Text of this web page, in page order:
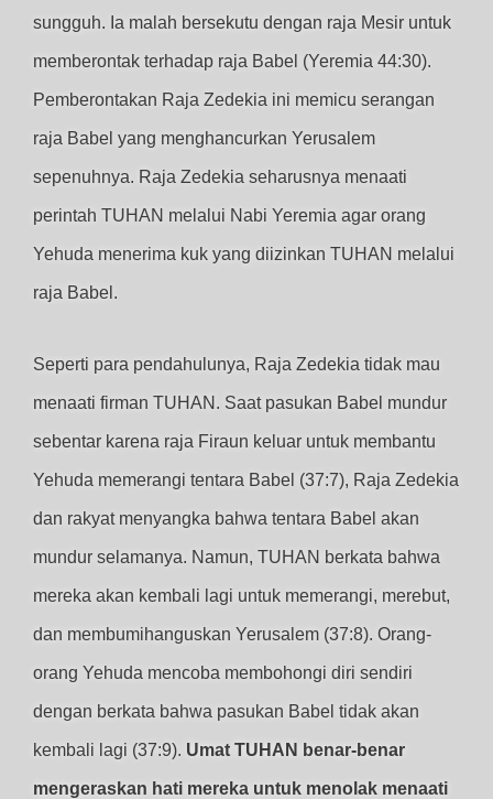
sungguh. Ia malah bersekutu dengan raja Mesir untuk
memberontak terhadap raja Babel (Yeremia 44:30).
Pemberontakan Raja Zedekia ini memicu serangan
raja Babel yang menghancurkan Yerusalem
sepenuhnya. Raja Zedekia seharusnya menaati
perintah TUHAN melalui Nabi Yeremia agar orang
Yehuda menerima kuk yang diizinkan TUHAN melalui
raja Babel.
Seperti para pendahulunya, Raja Zedekia tidak mau
menaati firman TUHAN. Saat pasukan Babel mundur
sebentar karena raja Firaun keluar untuk membantu
Yehuda memerangi tentara Babel (37:7), Raja Zedekia
dan rakyat menyangka bahwa tentara Babel akan
mundur selamanya. Namun, TUHAN berkata bahwa
mereka akan kembali lagi untuk memerangi, merebut,
dan membumihanguskan Yerusalem (37:8). Orang-
orang Yehuda mencoba membohongi diri sendiri
dengan berkata bahwa pasukan Babel tidak akan
kembali lagi (37:9). Umat TUHAN benar-benar
mengeraskan hati mereka untuk menolak menaati